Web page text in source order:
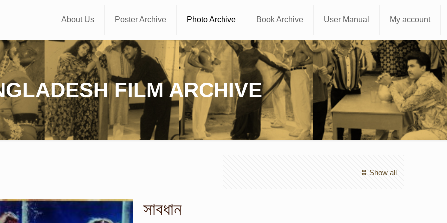
About Us Poster Archive Photo Archive Book Archive User Manual My account
FILM ARCHIVE
Show all
সাবধান